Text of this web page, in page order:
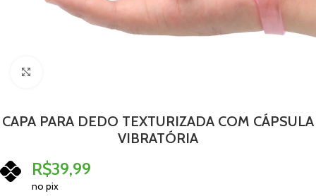
CAPA PARA DEDO TEXTURIZADA COM CÁPSULA
VIBRATÓRIA
R$39,99
no pix